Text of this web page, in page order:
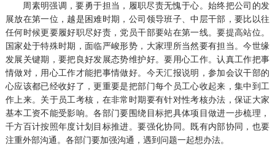
周素明强调，要勇于担当，履职尽责无愧于心。始终把公司的发
展放在第一位，越是困难时期，公司领导班子、中层干部，要比以往
任何时候更要履好职尽好责，党员干部要站在第一线。要提高站位。
国家处于特殊时期，面临严峻形势，大家理所当然要有担当。今世缘
发展关键期，要把良好发展态势维护好。要用心工作。认真工作把事
情做对，用心工作才能把事情做好。今天汇报说明，参加会议干部的
心应该都已经收好了，更重要是把部门每个员工心收起来，集中到工
作上来。关于员工考核，在非常时期要有针对性考核办法，保证大家
基本工资不能受影响。各部门要围绕目标把具体项目做进一步梳理，
千方百计按照年度计划目标推进。要强化协同。既有内部协同，也要
注重外部沟通。各部门要加强沟通，遇到问题一起想办法。